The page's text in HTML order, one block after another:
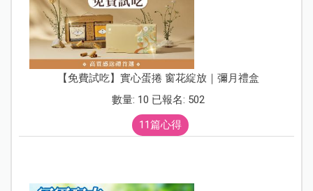
【免費試吃】實心蛋捲 窗花綻放｜彌月禮盒
數量: 10 已報名: 502
11篇心得